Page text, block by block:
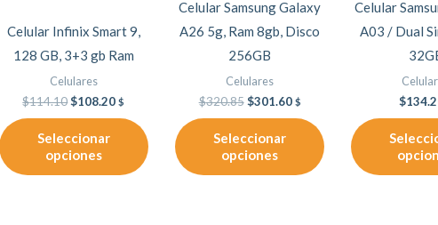
Celular Infinix Smart 9,
128 GB, 3+3 gb Ram
Celulares
$114.10$108.20 $
Seleccionar
opciones
elegir
en
la
página
de
Celular Samsung Galaxy
A26 5g, Ram 8gb, Disco
256GB
Celulares
$320.85 $301.60 $
Seleccionar
opciones
pueden
en
la
página
de
Celular
A03 / Dual
$
la
de